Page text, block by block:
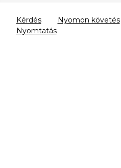
Nyomtatás
Kérdés Nyomon követés